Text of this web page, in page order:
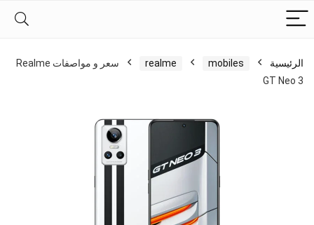
الرئيسية mobiles
realme
سعر و مواصفات Realme
GT Neo 3